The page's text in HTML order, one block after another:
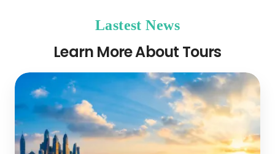
Lastest News
Learn More About Tours